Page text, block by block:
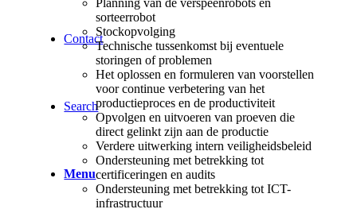
Contact
Search
Menu
Planning van de verspeenrobots en
sorteerrobot
Stockopvolging
Technische tussenkomst bij eventuele
storingen of problemen
Het oplossen en formuleren van voorstellen
voor continue verbetering van het
productieproces en de productiviteit
Opvolgen en uitvoeren van proeven die
direct gelinkt zijn aan de productie
Verdere uitwerking intern veiligheidsbeleid
Ondersteuning met betrekking tot
certificeringen en audits
Ondersteuning met betrekking tot ICT-
infrastructuur